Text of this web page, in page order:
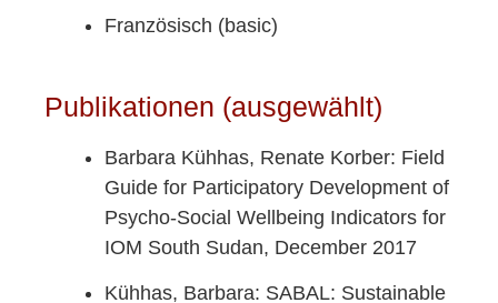
Französisch (basic)
Publikationen (ausgewählt)
Barbara Kühhas, Renate Korber: Field
Guide for Participatory Development of
Psycho-Social Wellbeing Indicators for
IOM South Sudan, December 2017
Kühhas, Barbara: SABAL: Sustainable